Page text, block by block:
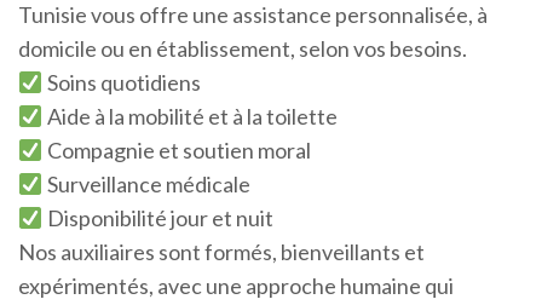
Tunisie vous offre une assistance personnalisée, à
domicile ou en établissement, selon vos besoins.
Soins quotidiens
Aide à la mobilité et à la toilette
Compagnie et soutien moral
Surveillance médicale
Disponibilité jour et nuit
Nos auxiliaires sont formés, bienveillants et
expérimentés, avec une approche humaine qui